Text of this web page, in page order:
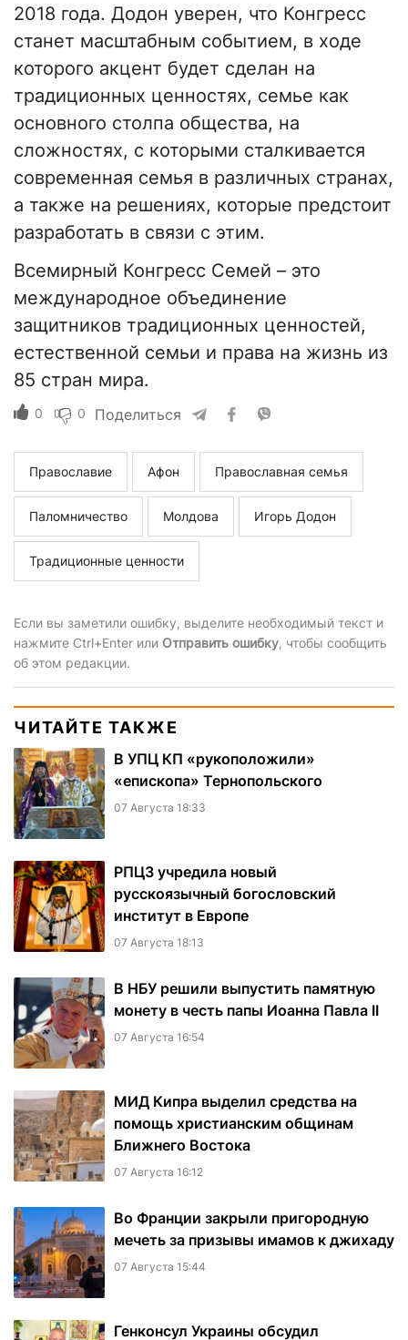
2018 года. Додон уверен, что Конгресс
станет масштабным событием, в ходе
которого акцент будет сделан на
традиционных ценностях, семье как
основного столпа общества, на
сложностях, с которыми сталкивается
современная семья в различных странах,
а также на решениях, которые предстоит
разработать в связи с этим.
Всемирный Конгресс Семей – это
международное объединение
защитников традиционных ценностей,
естественной семьи и права на жизнь из
85 стран мира.
0 0 Поделиться
Православие Афон Православная семья
Паломничество Молдова Игорь Додон
Традиционные ценности
Если вы заметили ошибку, выделите необходимый текст и
нажмите Ctrl+Enter или Отправить ошибку, чтобы сообщить
об этом редакции.
ЧИТАЙТЕ ТАКЖЕ
В УПЦ КП «рукоположили»
«епископа» Тернопольского
07 Августа 18:33
РПЦЗ учредила новый
русскоязычный богословский
институт в Европе
07 Августа 18:13
В НБУ решили выпустить памятную
монету в честь папы Иоанна Павла II
07 Августа 16:54
МИД Кипра выделил средства на
помощь христианским общинам
Ближнего Востока
07 Августа 16:12
Во Франции закрыли пригородную
мечеть за призывы имамов к джихаду
07 Августа 15:44
Генконсул Украины обсудил